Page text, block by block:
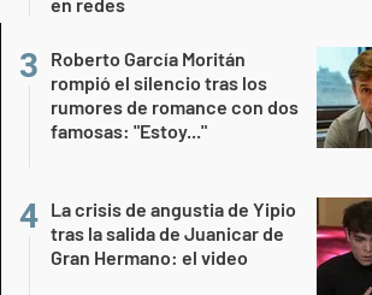
Roberto García Moritán
rompió el silencio tras los
rumores de romance con dos
famosas: "Estoy..."
La crisis de angustia de Yipio
tras la salida de Juanicar de
Gran Hermano: el video